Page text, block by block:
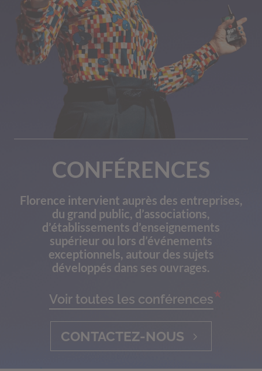
CONFÉRENCES
Florence intervient auprès des entreprises,
du grand public, d’associations,
d’établissements d’enseignements
supérieur ou lors d’événements
exceptionnels, autour des sujets
développés dans ses ouvrages.
Voir toutes les conférences
CONTACTEZ-NOUS